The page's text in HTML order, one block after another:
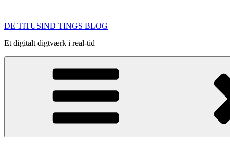
indhold
DE TITUSIND TINGS BLOG
Et digitalt digtværk i real-tid